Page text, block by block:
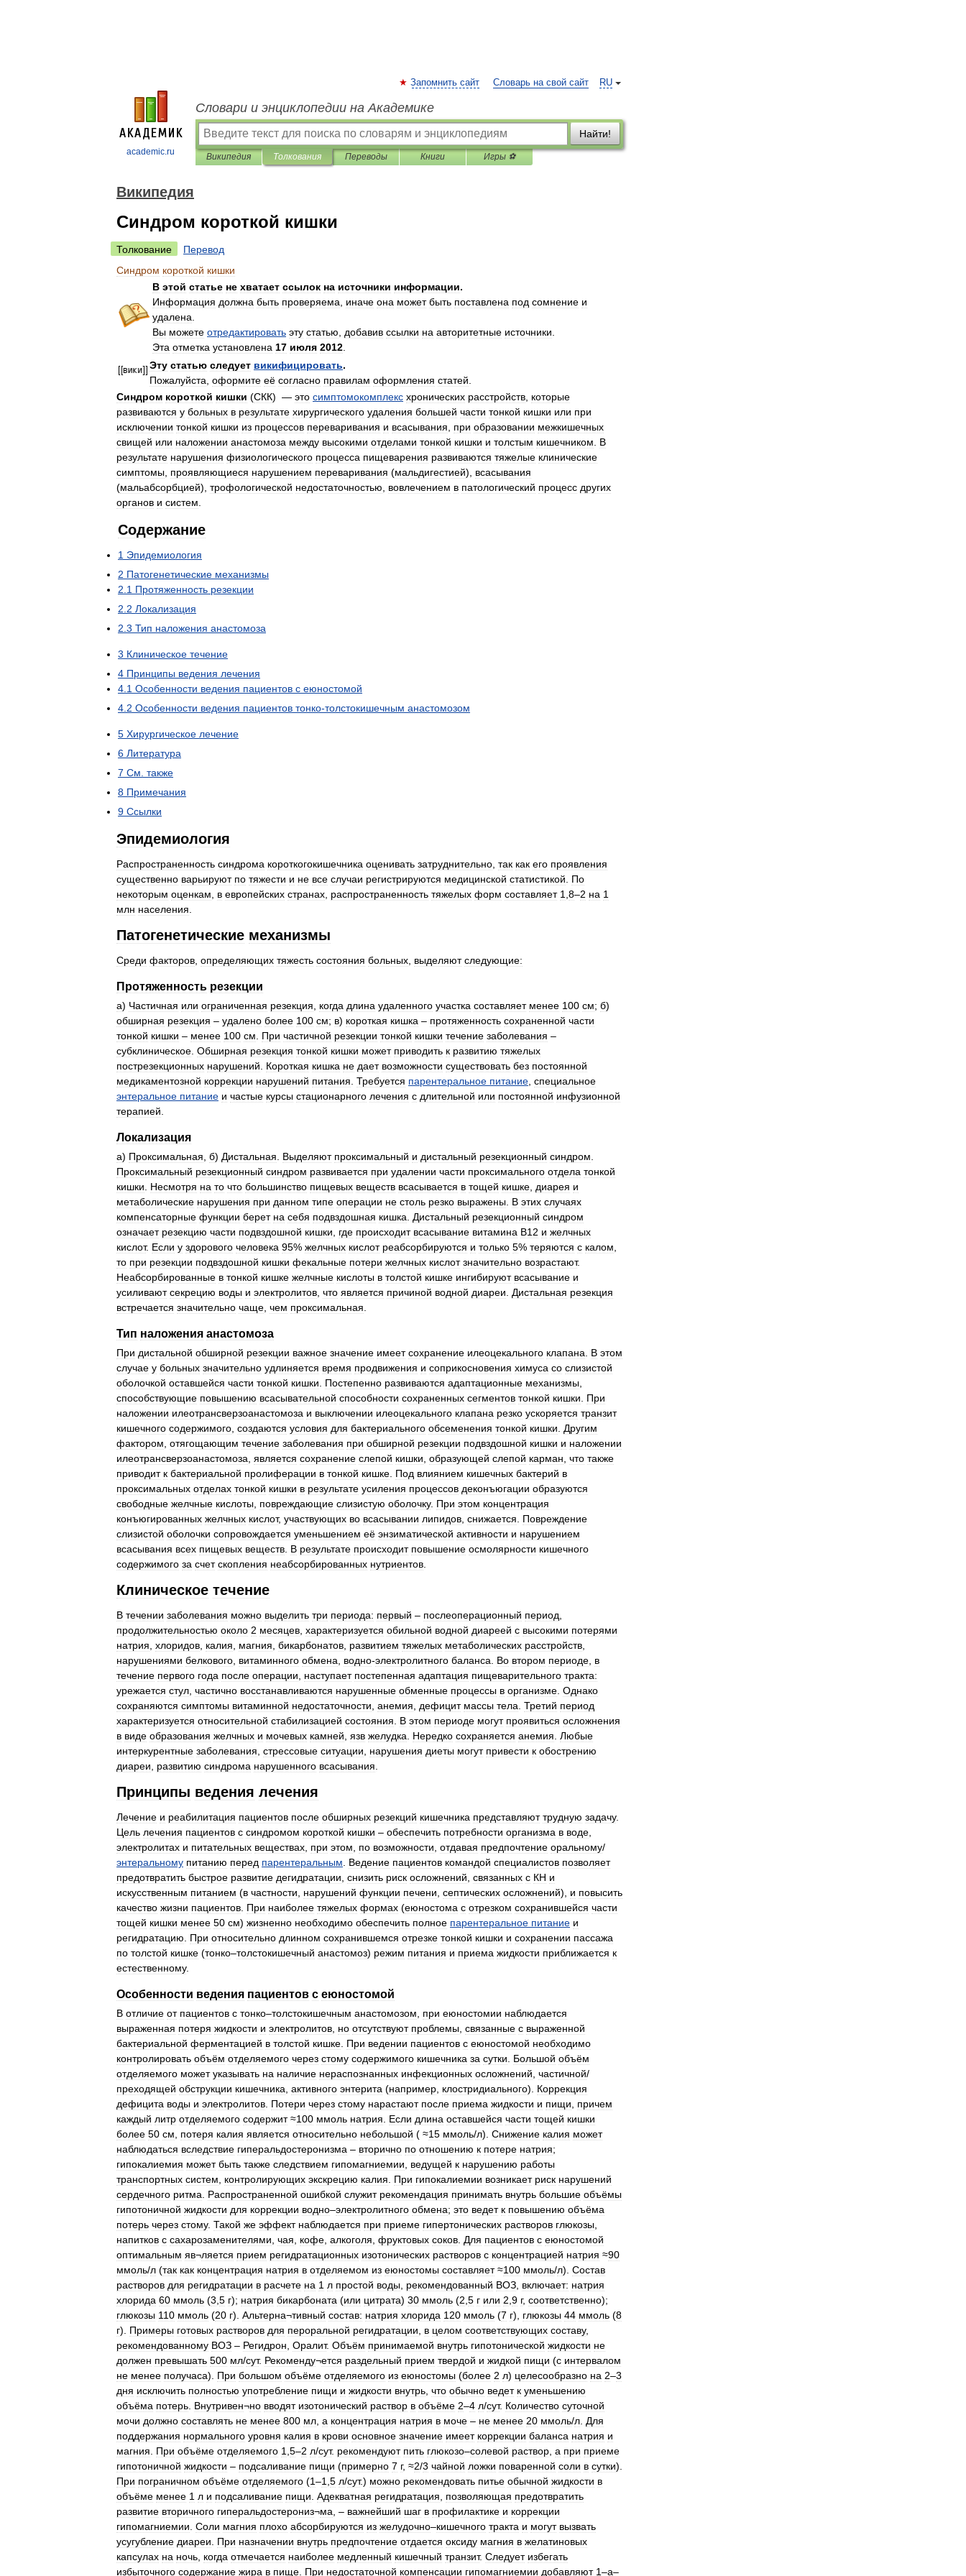
academic.ru
RU
Запомнить сайт Словарь на свой сайт
Словари и энциклопедии на Академике
Найти!
Википедия Толкования Переводы Книги Игры ⚽
Википедия
Синдром короткой кишки
Толкование
Перевод
Синдром короткой кишки
В этой статье не хватает ссылок на источники информации.
Информация должна быть проверяема иначе она может быть поставлена под сомнение и
удалена
Вы можете отредактировать эту статью добавив ссылки на авторитетные источники
Эта отметка установлена 17 июля 2012
Эту статью следует викифицировать.
Пожалуйста оформите её согласно правилам оформления статей
Синдром короткой кишки (СКК) — это симптомокомплекс хронических расстройств которые
развиваются у больных в результате хирургического удаления большей части тонкой кишки или при
исключении тонкой кишки из процессов переваривания и всасывания при образовании межкишечных
свищей или наложении анастомоза между высокими отделами тонкой кишки и толстым кишечником
В
результате нарушения физиологического процесса пищеварения развиваются тяжелые клинические
симптомы проявляющиеся нарушением переваривания (мальдигестией), всасывания
(мальабсорбцией), трофологической недостаточностью вовлечением в патологический процесс других
органов и систем
Содержание
1 Эпидемиология
2 Патогенетические механизмы
2 1 Протяженность резекции
2 2 Локализация
2 3 Тип наложения анастомоза
3 Клиническое течение
4 Принципы ведения лечения
4 1 Особенности ведения пациентов с еюностомой
4 2 Особенности ведения пациентов тонко-толстокишечным анастомозом
5 Хирургическое лечение
6 Литература
7 См также
8 Примечания
9 Ссылки
Эпидемиология
Распространенность синдрома короткогокишечника оценивать затруднительно так как его проявления
существенно варьируют по тяжести и не все случаи регистрируются медицинской статистикой
По
некоторым оценкам в европейских странах распространенность тяжелых форм составляет 1 8–2 на 1
млн населения
Патогенетические механизмы
Среди факторов определяющих тяжесть состояния больных выделяют следующие:
Протяженность резекции
а) Частичная или ограниченная резекция когда длина удаленного участка составляет менее 100 см; б)
обширная резекция – удалено более 100 см; в) короткая кишка – протяженность сохраненной части
тонкой кишки – менее 100 см При частичной резекции тонкой кишки течение заболевания –
субклиническое Обширная резекция тонкой кишки может приводить к развитию тяжелых
пострезекционных нарушений Короткая кишка не дает возможности существовать без постоянной
медикаментозной коррекции нарушений питания Требуется парентеральное питание специальное
энтеральное питание и частые курсы стационарного лечения с длительной или постоянной инфузионной
терапией
Локализация
а) Проксимальная б) Дистальная Выделяют проксимальный и дистальный резекционный синдром
Проксимальный резекционный синдром развивается при удалении части проксимального отдела тонкой
кишки
Несмотря на то что большинство пищевых веществ всасывается в тощей кишке диарея и
метаболические нарушения при данном типе операции не столь резко выражены В этих случаях
компенсаторные функции берет на себя подвздошная кишка Дистальный резекционный синдром
означает резекцию части подвздошной кишки где происходит всасывание витамина В12 и желчных
кислот. Если у здорового человека 95% желчных кислот реабсорбируются и только 5% теряются с калом
то при резекции подвздошной кишки фекальные потери желчных кислот значительно возрастают.
Неабсорбированные в тонкой кишке желчные кислоты в толстой кишке ингибируют всасывание и
усиливают секрецию воды и электролитов что является причиной водной диареи Дистальная резекция
встречается значительно чаще чем проксимальная
Тип наложения анастомоза
При дистальной обширной резекции важное значение имеет сохранение илеоцекального клапана В этом
случае у больных значительно удлиняется время продвижения и соприкосновения химуса со слизистой
оболочкой оставшейся части тонкой кишки Постепенно развиваются адаптационные механизмы
способствующие повышению всасывательной способности сохраненных сегментов тонкой кишки
При
наложении илеотрансверзоанастомоза и выключении илеоцекального клапана резко ускоряется транзит
кишечного содержимого создаются условия для бактериального обсеменения тонкой кишки
Другим
фактором отягощающим течение заболевания при обширной резекции подвздошной кишки и наложении
илеотрансверзоанастомоза является сохранение слепой кишки образующей слепой карман что также
приводит к бактериальной пролиферации в тонкой кишке Под влиянием кишечных бактерий в
проксимальных отделах тонкой кишки в результате усиления процессов деконъюгации образуются
свободные желчные кислоты повреждающие слизистую оболочку. При этом концентрация
конъюгированных желчных кислот, участвующих во всасывании липидов снижается
Повреждение
слизистой оболочки сопровождается уменьшением её энзиматической активности и нарушением
всасывания всех пищевых веществ В результате происходит повышение осмолярности кишечного
содержимого за счет скопления неабсорбированных нутриентов
Клиническое течение
В течении заболевания можно выделить три периода: первый – послеоперационный период
продолжительностью около 2 месяцев характеризуется обильной водной диареей с высокими потерями
натрия хлоридов калия магния бикарбонатов развитием тяжелых метаболических расстройств
нарушениями белкового витаминного обмена водно-электролитного баланса Во втором периоде в
течение первого года после операции наступает постепенная адаптация пищеварительного тракта:
урежается стул частично восстанавливаются нарушенные обменные процессы в организме Однако
сохраняются симптомы витаминной недостаточности анемия дефицит массы тела Третий период
характеризуется относительной стабилизацией состояния В этом периоде могут проявиться осложнения
в виде образования желчных и мочевых камней язв желудка Нередко сохраняется анемия Любые
интеркурентные заболевания стрессовые ситуации нарушения диеты могут привести к обострению
диареи
развитию синдрома нарушенного всасывания
Принципы ведения лечения
Лечение и реабилитация пациентов после обширных резекций кишечника представляют трудную задачу.
Цель лечения пациентов с синдромом короткой кишки – обеспечить потребности организма в воде
электролитах и питательных веществах при этом по возможности отдавая предпочтение оральному/
энтеральному питанию перед парентеральным Ведение пациентов командой специалистов позволяет
предотвратить быстрое развитие дегидратации снизить риск осложнений связанных с КН и
искусственным питанием (в частности нарушений функции печени септических осложнений), и повысить
качество жизни пациентов При наиболее тяжелых формах (еюностома с отрезком сохранившейся части
тощей кишки менее 50 см) жизненно необходимо обеспечить полное парентеральное питание и
регидратацию
При относительно длинном сохранившемся отрезке тонкой кишки и сохранении пассажа
по толстой кишке (тонко–толстокишечный анастомоз) режим питания и приема жидкости приближается к
естественному.
Особенности ведения пациентов с еюностомой
В отличие от пациентов с тонко–толстокишечным анастомозом при еюностомии наблюдается
выраженная потеря жидкости и электролитов но отсутствуют проблемы связанные с выраженной
бактериальной ферментацией в толстой кишке При ведении пациентов с еюностомой необходимо
контролировать объём отделяемого через стому содержимого кишечника за сутки Большой объём
отделяемого может указывать на наличие нераспознанных инфекционных осложнений частичной/
преходящей обструкции кишечника активного энтерита (например клостридиального). Коррекция
дефицита воды и электролитов Потери через стому нарастают после приема жидкости и пищи
причем
каждый литр отделяемого содержит≈100 ммоль натрия Если длина оставшейся части тощей кишки
более 50 см потеря калия является относительно небольшой ( ≈15 ммоль/л). Снижение калия может
наблюдаться вследствие гиперальдостеронизма – вторично по отношению к потере натрия;
гипокалиемия может быть также следствием гипомагниемии ведущей к нарушению работы
транспортных систем контролирующих экскрецию калия При гипокалиемии возникает риск нарушений
сердечного ритма Распространенной ошибкой служит рекомендация принимать внутрь большие объёмы
гипотоничной жидкости для коррекции водно–электролитного обмена; это ведет к повышению объёма
потерь через стому. Такой же эффект наблюдается при приеме гипертонических растворов глюкозы
напитков с сахарозаменителями чая кофе алкоголя фруктовых соков Для пациентов с еюностомой
оптимальным яв¬ляется прием регидратационных изотонических растворов с концентрацией натрия ≈90
ммоль/л (так как концентрация натрия в отделяемом из еюностомы составляет≈100 ммоль/л). Состав
растворов для регидратации в расчете на 1 л простой воды рекомендованный ВОЗ включает: натрия
хлорида 60 ммоль (3 5 г); натрия бикарбоната (или цитрата) 30 ммоль (2 5 г или 2 9 г, соответственно);
глюкозы 110 ммоль (20 г). Альтерна¬тивный состав: натрия хлорида 120 ммоль (7 г), глюкозы 44 ммоль (8
г). Примеры готовых растворов для пероральной регидратации в целом соответствующих составу,
рекомендованному ВОЗ – Регидрон Оралит. Объём принимаемой внутрь гипотонической жидкости не
должен превышать 500 мл/сут. Рекоменду¬ется раздельный прием твердой и жидкой пищи (с интервалом
не менее получаса). При большом объёме отделяемого из еюностомы (более 2 л) целесообразно на 2–3
дня исключить полностью употребление пищи и жидкости внутрь что обычно ведет к уменьшению
объёма потерь Внутривен¬но вводят изотонический раствор в объёме 2–4 л/сут. Количество суточной
мочи должно составлять не менее 800 мл а концентрация натрия в моче – не менее 20 ммоль/л Для
поддержания нормального уровня калия в крови основное значение имеет коррекции баланса натрия и
магния
При объёме отделяемого 1 5–2 л/сут. рекомендуют пить глюкозо–солевой раствор а при приеме
гипотоничной жидкости – подсаливание пищи (примерно 7 г, ≈2/3 чайной ложки поваренной соли в сутки).
При пограничном объёме отделяемого (1–1 5 л/сут.) можно рекомендовать питье обычной жидкости в
объёме менее 1 л и подсаливание пищи Адекватная регидратация позволяющая предотвратить
развитие вторичного гиперальдостерониз¬ма , – важнейший шаг в профилактике и коррекции
гипомагниемии Соли магния плохо абсорбируются из желудочно–кишечного тракта и могут вызвать
усугубление диареи При назначении внутрь предпочтение отдается оксиду магния в желатиновых
капсулах на ночь когда отмечается наиболее медленный кишечный транзит. Следует избегать
избыточного содержание жира в пище При недостаточной компенсации гипомагниемии добавляют 1–a–